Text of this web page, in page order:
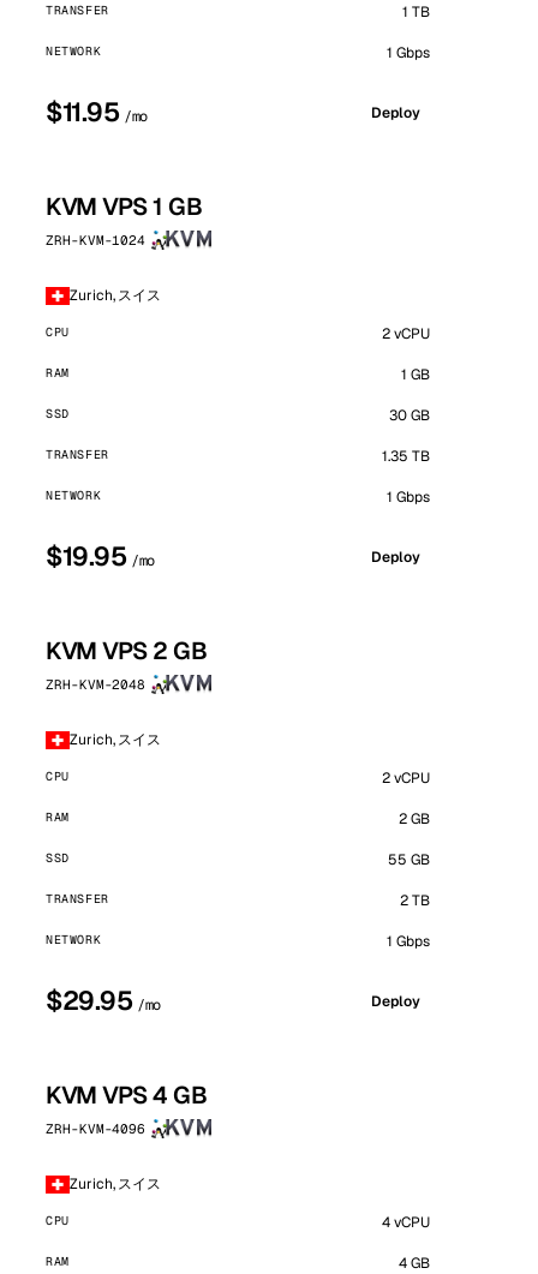
TRANSFER 1 TB
NETWORK 1 Gbps
$11.95 /mo Deploy
KVM VPS 1 GB
ZRH-KVM-1024
Zurich, スイス
CPU 2 vCPU
RAM 1 GB
SSD 30 GB
TRANSFER 1.35 TB
NETWORK 1 Gbps
$19.95 /mo Deploy
KVM VPS 2 GB
ZRH-KVM-2048
Zurich, スイス
CPU 2 vCPU
RAM 2 GB
SSD 55 GB
TRANSFER 2 TB
NETWORK 1 Gbps
$29.95 /mo Deploy
KVM VPS 4 GB
ZRH-KVM-4096
Zurich, スイス
CPU 4 vCPU
RAM 4 GB